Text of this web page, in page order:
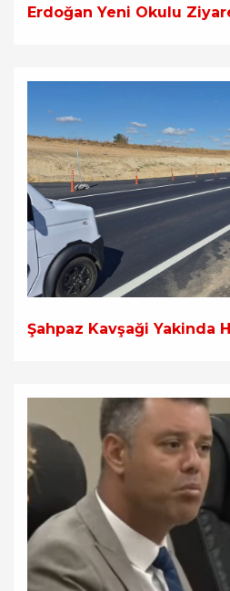
Erdoğan Yeni Okulu
Şahpaz Kavşaği Yakinda